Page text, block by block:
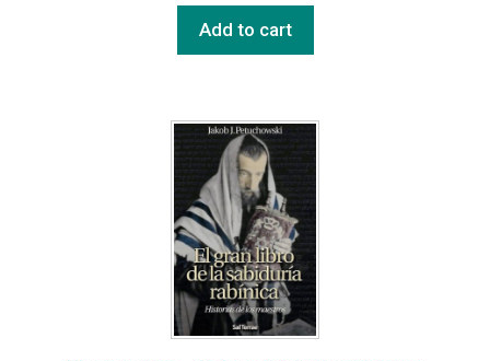
Add to cart